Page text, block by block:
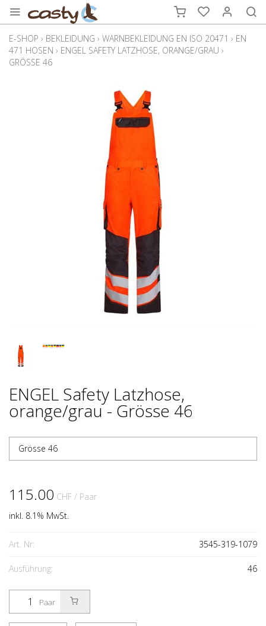
E-SHOP › BEKLEIDUNG › WARNBEKLEIDUNG EN ISO 20471 › EN
471 HOSEN › ENGEL SAFETY LATZHOSE, ORANGE/GRAU ›
GRÖSSE 46
ENGEL Safety Latzhose,
orange/grau - Grösse 46
Grösse 46
115.00 CHF / Paar
inkl. 8.1% MwSt.
Art. Nr: 3545-319-1079
Ausführung: 46
Paar